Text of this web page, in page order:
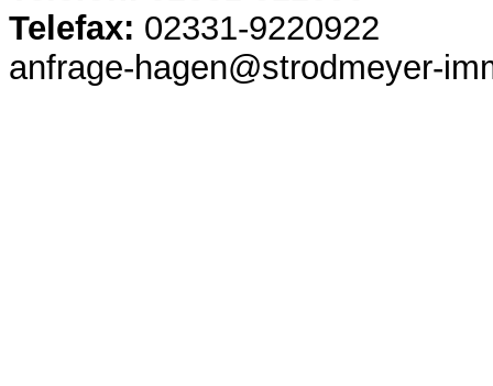
Telefax: 02331-9220922
anfrage-hagen@strodmeyer-